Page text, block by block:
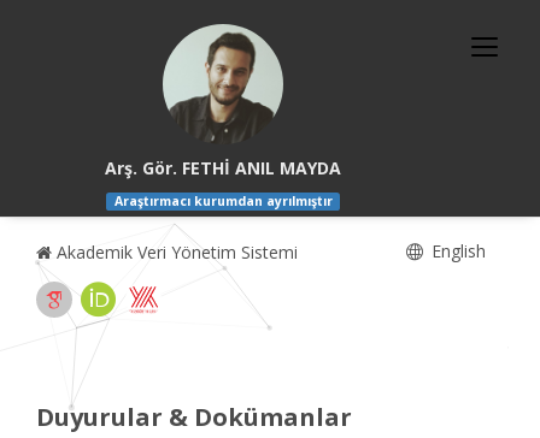
Arş. Gör. FETHİ ANIL MAYDA
Araştırmacı kurumdan ayrılmıştır
Akademik Veri Yönetim Sistemi English
Duyurular & Dokümanlar